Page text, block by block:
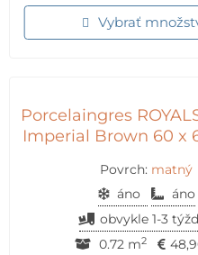
Vybrať
Porcelaingres
Imperial Brown 60 x
Povrch: matný
áno
áno
obvykle 1-3
0.72 m2